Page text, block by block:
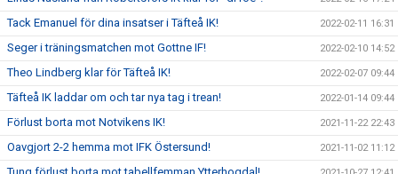
Tack Emanuel för dina insatser i Täfteå IK! 2022-02-11 16:31
Seger i träningsmatchen mot Gottne IF! 2022-02-10 14:52
Theo Lindberg klar för Täfteå IK! 2022-02-07 09:44
Täfteå IK laddar om och tar nya tag i trean! 2022-01-14 09:44
Förlust borta mot Notvikens IK! 2021-11-22 22:43
Oavgjort 2-2 hemma mot IFK Östersund! 2021-11-02 11:12